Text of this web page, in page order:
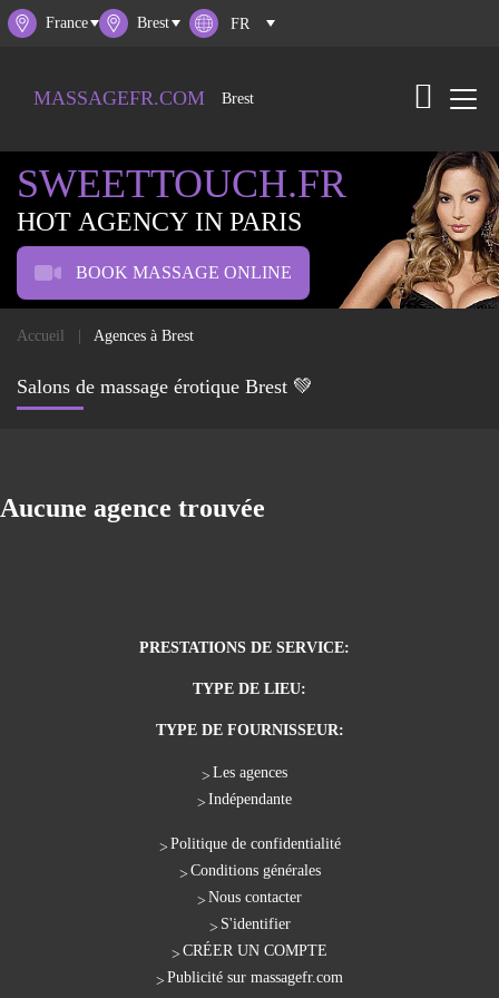
France Brest
MASSAGEFR.COM Brest
SWEETTOUCH.FR
HOT AGENCY IN PARIS
BOOK MASSAGE ONLINE
Accueil Agences à Brest
Salons de massage érotique Brest 💚
Aucune agence trouvée
PRESTATIONS DE SERVICE:
TYPE DE LIEU:
TYPE DE FOURNISSEUR:
Les agences
Indépendante
Politique de confidentialité
Conditions générales
Nous contacter
S'identifier
CRÉER UN COMPTE
Publicité sur massagefr.com